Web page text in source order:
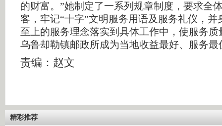
的财富。”她制定了一系列规章制度，要求全
客，牢记“十字”文明服务用语及服务礼仪，并
至上的服务理念落实到具体工作中，使服务
乌鲁却勒镇邮政所成为当地收益最好、服务最
责编：赵文
精彩推荐